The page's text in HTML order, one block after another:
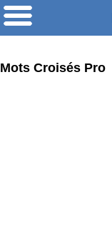
Mots Croisés Pro